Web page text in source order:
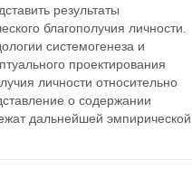
результаты
благополучия личности.
системогенеза и
проектирования
личности относительно
о содержании
дальнейшей эмпирической